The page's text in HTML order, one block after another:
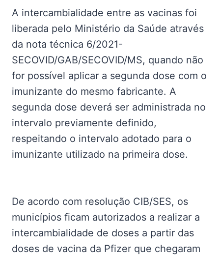
A intercambialidade entre as vacinas foi
liberada pelo Ministério da Saúde através
da nota técnica 6/2021-
SECOVID/GAB/SECOVID/MS, quando não
for possível aplicar a segunda dose com o
imunizante do mesmo fabricante. A
segunda dose deverá ser administrada no
intervalo previamente definido,
respeitando o intervalo adotado para o
imunizante utilizado na primeira dose.
De acordo com resolução CIB/SES, os
municípios ficam autorizados a realizar a
intercambialidade de doses a partir das
doses de vacina da Pfizer que chegaram